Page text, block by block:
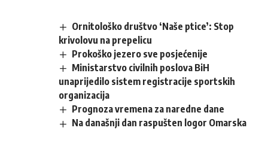
Ornitološko društvo ‘Naše ptice’: Stop
krivolovu na prepelicu
Prokoško jezero sve posjećenije
Ministarstvo civilnih poslova BiH
unaprijedilo sistem registracije sportskih
organizacija
Prognoza vremena za naredne dane
Na današnji dan raspušten logor Omarska